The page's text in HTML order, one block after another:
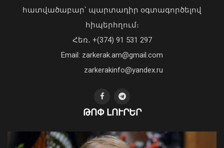
ձեռքբերման գործընթացում
հայտնաբերել է մի շարք
07 Օգոստոս, 2026 18:06
Վարչապետ Փաշինյանն այցելել է
«ԷԼԵՎԵՅԹ ԷՅԱՅ» արհեստական
բանականության գործարան
հատվածաբար՝ պարտադիր օգտագործելով
հիպերհղում։
Հեռ․ +(374) 91 531 297
Email: zarkerak.am@gmail.com
zarkerakinfo@yandex.ru
ԹՈՓ ԼՈՒՐԵՐ